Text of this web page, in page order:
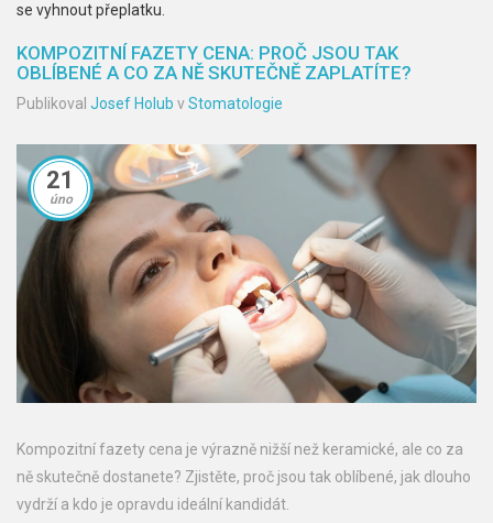
se vyhnout přeplatku.
KOMPOZITNÍ FAZETY CENA: PROČ JSOU TAK
OBLÍBENÉ A CO ZA NĚ SKUTEČNĚ ZAPLATÍTE?
Publikoval Josef Holub vStomatologie
21
úno
Kompozitní fazety cena je výrazně nižší než keramické, ale co za
ně skutečně dostanete? Zjistěte, proč jsou tak oblíbené, jak dlouho
vydrží a kdo je opravdu ideální kandidát.